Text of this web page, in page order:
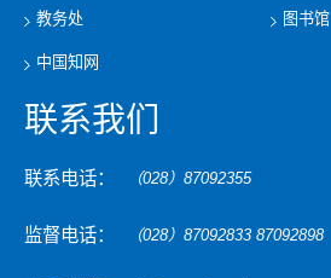
教务处 图书馆
中国知网
联系我们
联系电话： （028）87092355
监督电话： （028）87092833 87092898